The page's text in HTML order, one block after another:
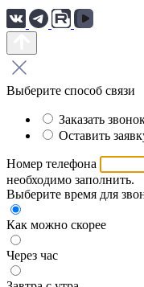
Выберите способ связи
Заказать
Оставить
Номер телефона
необходимо заполнить.
Выберите время для
Как можно скорее
Через час